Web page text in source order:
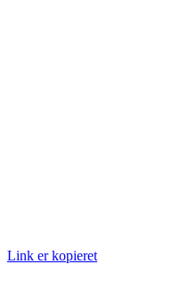
Link er kopieret